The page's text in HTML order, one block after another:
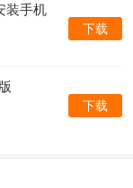
装手机
下载
下载